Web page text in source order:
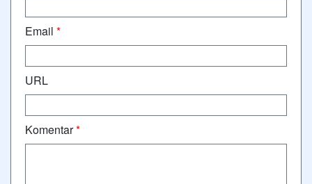
Email *
URL
Komentar*